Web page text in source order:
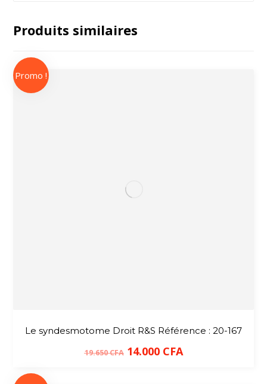
Produits similaires
Le syndesmotome Droit R&S Référence : 20-167
19.650CFA 14.000 CFA
Promo !